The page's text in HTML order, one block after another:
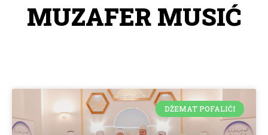
MUZAFER MUSIĆ
DŽEMAT POFALIĆI